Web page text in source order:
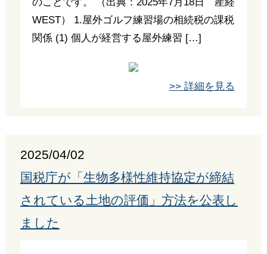
のことです。 （出典：2025年7月18日 産経
WEST） 1.屋外ゴルフ練習場の相続税の課税
関係 (1) 個人が経営する屋外練習 […]
>> 詳細を見る
2025/04/02
国税庁が「生物多様性維持協定が締結
されている土地の評価」方法を公表し
ました